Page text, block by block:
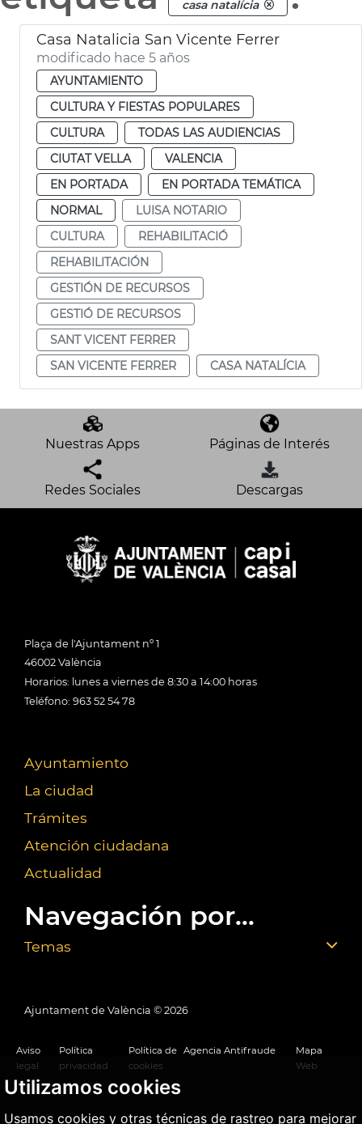
Utilizamos cookies
Usamos cookies y otras técnicas de rastreo para mejorar
casa natalícia
Casa Natalicia San Vicente Ferrer
modificado hace 5 años
AYUNTAMIENTO
CULTURA Y FIESTAS POPULARES
CULTURA
TODAS LAS AUDIENCIAS
CIUTAT VELLA
VALENCIA
EN PORTADA
EN PORTADA TEMÁTICA
NORMAL
LUISA NOTARIO
CULTURA
REHABILITACIÓ
REHABILITACIÓN
GESTIÓN DE RECURSOS
GESTIÓ DE RECURSOS
SANT VICENT FERRER
SAN VICENTE FERRER
CASA NATALÍCIA
Nuestras Apps Páginas de Interés
Redes Sociales Descargas
Plaça de l'Ajuntament nº 1
46002 València
Horarios: lunes a viernes de 8:30 a 14:00 horas
Teléfono: 963 52 54 78
Ayuntamiento
La ciudad
Trámites
Atención ciudadana
Actualidad
Navegación por...
Temas
Ajuntament de València © 2026
Aviso
legal
Política
privacidad
Política de
cookies
Agencia Antifraude
Mapa
Web